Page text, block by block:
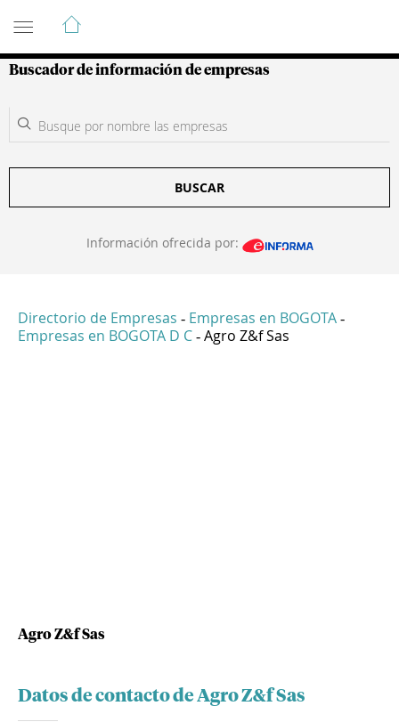
Guía de Empresas Colombianas
Buscador de información de empresas
BUSCAR
Información ofrecida por:
Directorio de Empresas - Empresas en BOGOTA -
Empresas en BOGOTA D C - Agro Z&f Sas
Agro Z&f Sas
Datos de contacto de Agro Z&f Sas